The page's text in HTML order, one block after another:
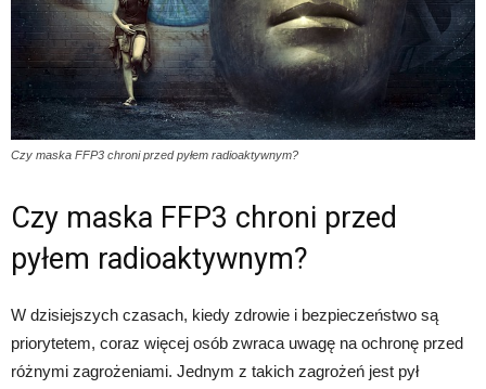
Czy maska FFP3 chroni przed pyłem radioaktywnym?
Czy maska FFP3 chroni przed
pyłem radioaktywnym?
W dzisiejszych czasach, kiedy zdrowie i bezpieczeństwo są
priorytetem, coraz więcej osób zwraca uwagę na ochronę przed
różnymi zagrożeniami. Jednym z takich zagrożeń jest pył